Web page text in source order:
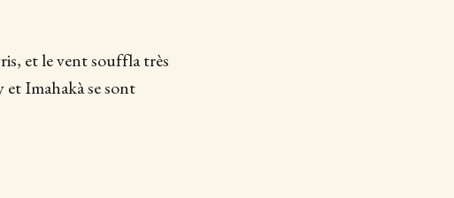
et le vent souffla très
et Imahakà se sont